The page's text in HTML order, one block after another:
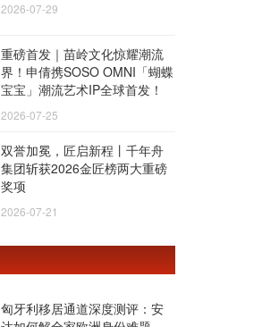
2026-07-29
重磅首发｜苗岭文化惊耀潮流
界！申倩携SOSO OMNI「蝴蝶
宝宝」潮流艺术IP全球首发！
2026-07-25
双誉加冕，匠启新程丨千年舟
集团斩获2026金匠榜两大重磅
奖项
2026-07-21
匈牙利移居通道深度测评：安